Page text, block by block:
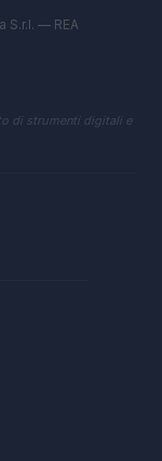
S.r.l. — REA
di strumenti digitali e